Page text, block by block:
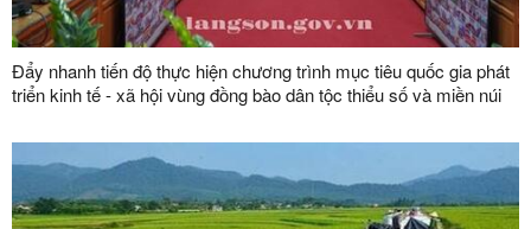
Đẩy nhanh tiến độ thực hiện chương trình mục tiêu quốc gia phát
triển kinh tế - xã hội vùng đồng bào dân tộc thiểu số và miền núi